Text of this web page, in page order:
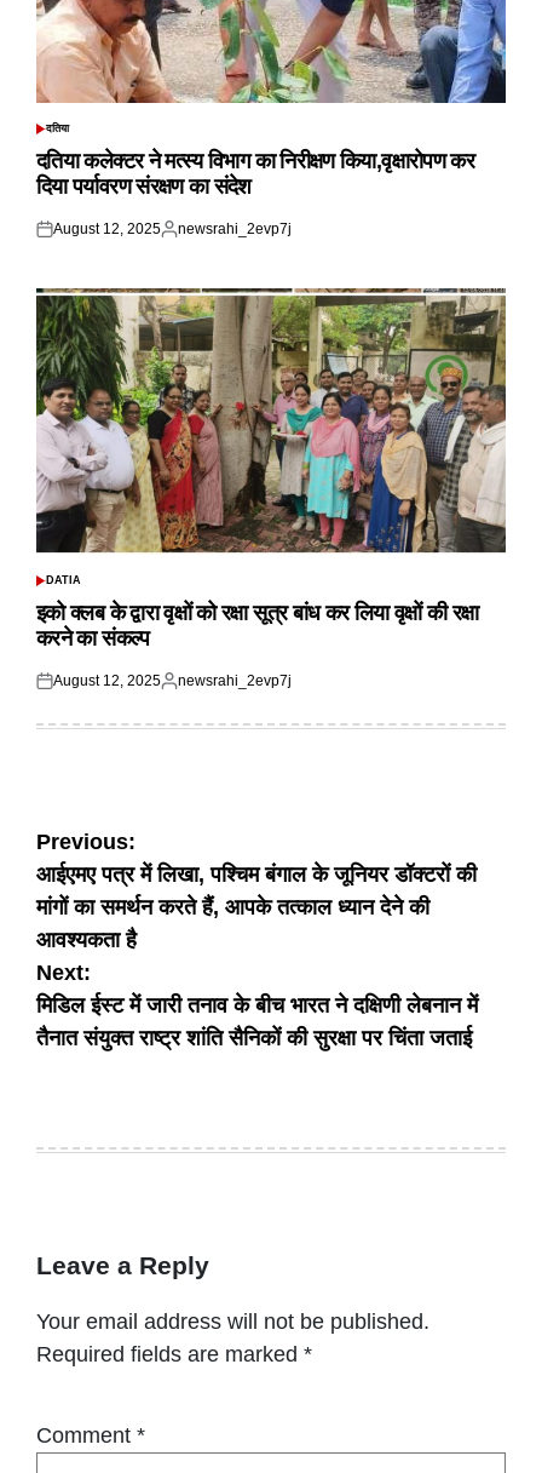
POSTED
दतिया
दतिया कलेक्टर ने मत्स्य विभाग का निरीक्षण किया,वृक्षारोपण कर
दिया पर्यावरण संरक्षण का संदेश
Posted
August 12, 2025
Posted
newsrahi_2evp7j
POSTED
DATIA
इको क्लब के द्वारा वृक्षों को रक्षा सूत्र बांध कर लिया वृक्षों की रक्षा
करने का संकल्प
Posted
August 12, 2025
Posted
newsrahi_2evp7j
Post
navigation
Previous:
आईएमए पत्र में लिखा, पश्चिम बंगाल के जूनियर डॉक्टरों की
मांगों का समर्थन करते हैं, आपके तत्काल ध्यान देने की
आवश्यकता है
Next:
मिडिल ईस्ट में जारी तनाव के बीच भारत ने दक्षिणी लेबनान में
तैनात संयुक्त राष्ट्र शांति सैनिकों की सुरक्षा पर चिंता जताई
Leave a Reply
Your email address will not be published.
Required fields are marked *
Comment *